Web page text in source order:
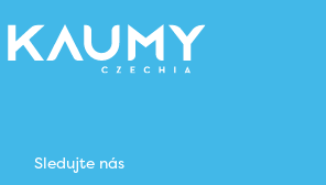
Sledujte nás